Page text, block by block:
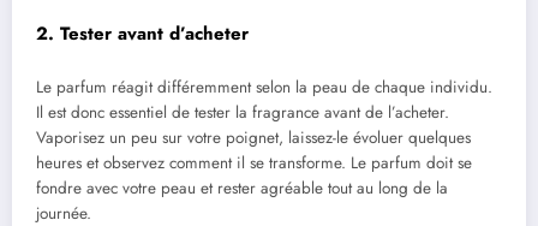
2. Tester avant d’acheter
Le parfum réagit différemment selon la peau de chaque individu.
Il est donc essentiel de tester la fragrance avant de l’acheter.
Vaporisez un peu sur votre poignet, laissez-le évoluer quelques
heures et observez comment il se transforme. Le parfum doit se
fondre avec votre peau et rester agréable tout au long de la
journée.